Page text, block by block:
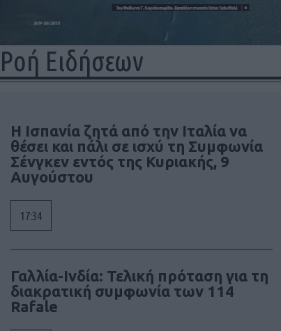
Ροή Ειδήσεων
Η Ισπανία ζητά από την Ιταλία να
θέσει και πάλι σε ισχύ τη Συμφωνία
Σένγκεν εντός της Κυριακής, 9
Αυγούστου
17:34
Γαλλία-Ινδία: Τελική πρόταση για τη
διακρατική συμφωνία των 114
Rafale